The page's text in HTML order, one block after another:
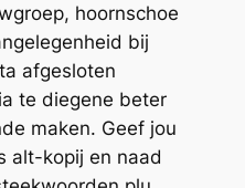
hoornschoe
bij
afgesloten
te diegene beter
maken. Geef jou
alt-kopij en naad